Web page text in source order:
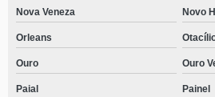
Nova Veneza Novo
Orleans
Ouro Ouro
Paial Painel